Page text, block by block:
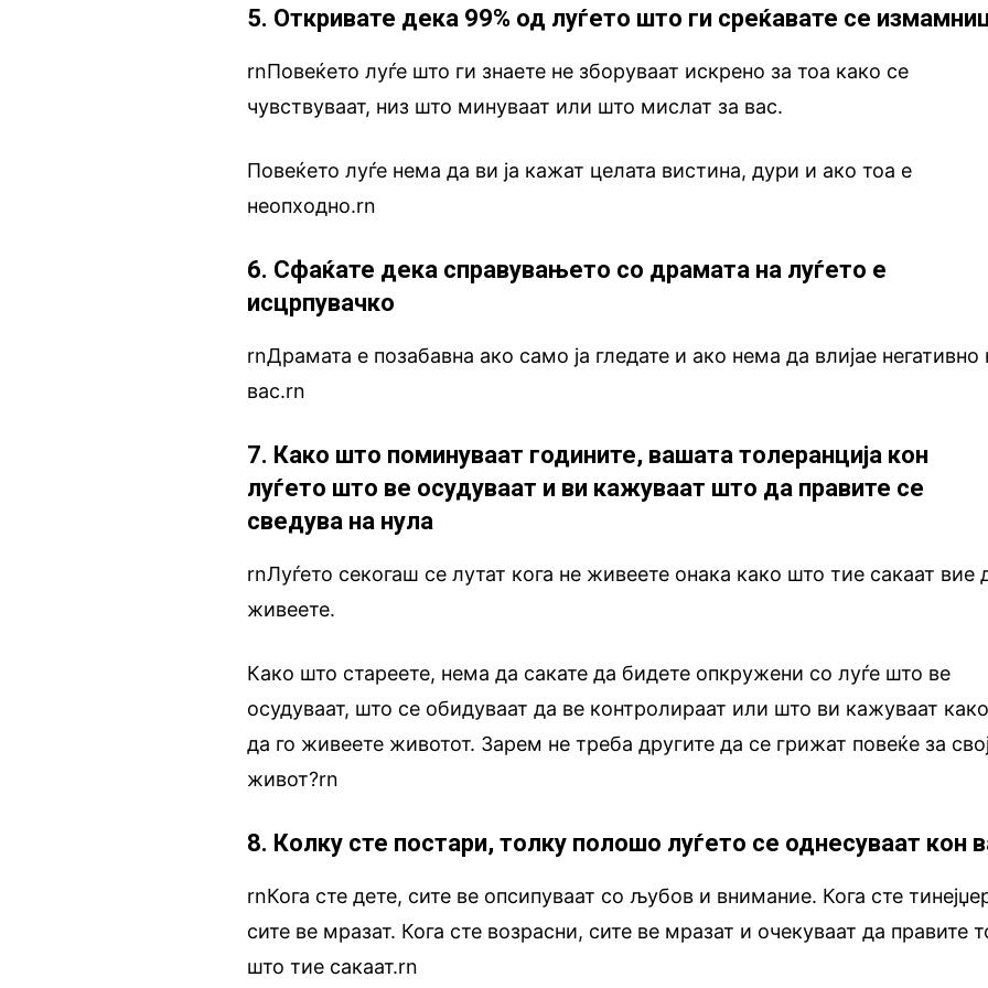
5. Откривате дека 99% од луѓето што ги среќавате се
rnПовеќето луѓе што ги знаете не зборуваат искрено за тоа како се
чувствуваат, низ што минуваат или што мислат за вас.
Повеќето луѓе нема да ви ја кажат целата вистина, дури и ако тоа е
неопходно.rn
6. Сфаќате дека справувањето со драмата на луѓето е
исцрпувачко
rnДрамата е позабавна ако само ја гледате и ако нема да влијае негативно
вас.rn
7. Како што поминуваат годините, вашата толеранција кон
луѓето што ве осудуваат и ви кажуваат што да правите се
сведува на нула
rnЛуѓето секогаш се лутат кога не живеете онака како што тие сакаат вие
живеете.
Како што стареете, нема да сакате да бидете опкружени со луѓе што ве
осудуваат, што се обидуваат да ве контролираат или што ви кажуваат како
да го живеете животот. Зарем не треба другите да се грижат повеќе за
живот?rn
8. Колку сте постари, толку полошо луѓето се однесуваат кон
rnКога сте дете, сите ве опсипуваат со љубов и внимание. Кога сте
сите ве мразат. Кога сте возрасни, сите ве мразат и очекуваат да правите
што тие сакаат.rn